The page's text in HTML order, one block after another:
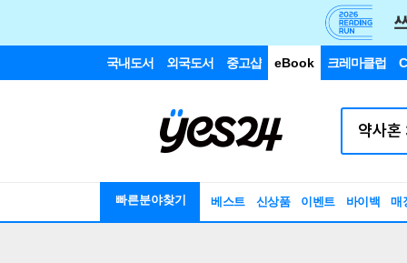
국내도서 외국도서 중고샵 eBook 크레마클럽
빠른분야찾기 베스트 신상품 이벤트 바이백 매